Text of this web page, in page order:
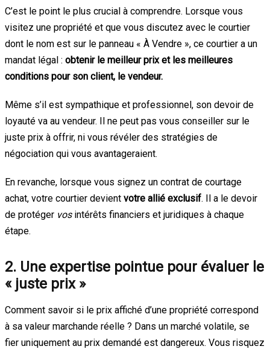
C’est le point le plus crucial à comprendre. Lorsque vous
visitez une propriété et que vous discutez avec le courtier
dont le nom est sur le panneau « À Vendre », ce courtier a un
mandat légal : obtenir le meilleur prix et les meilleures
conditions pour son client, le vendeur.
Même s’il est sympathique et professionnel, son devoir de
loyauté va au vendeur. Il ne peut pas vous conseiller sur le
juste prix à offrir, ni vous révéler des stratégies de
négociation qui vous avantageraient.
En revanche, lorsque vous signez un contrat de courtage
achat, votre courtier devient votre allié exclusif. Il a le devoir
de protéger vosintérêts financiers et juridiques à chaque
étape.
2. Une expertise pointue pour évaluer le
« juste prix »
Comment savoir si le prix affiché d’une propriété correspond
à sa valeur marchande réelle ? Dans un marché volatile, se
fier uniquement au prix demandé est dangereux. Vous risquez